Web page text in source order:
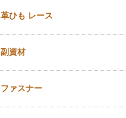
革ひも レース
副資材
ファスナー